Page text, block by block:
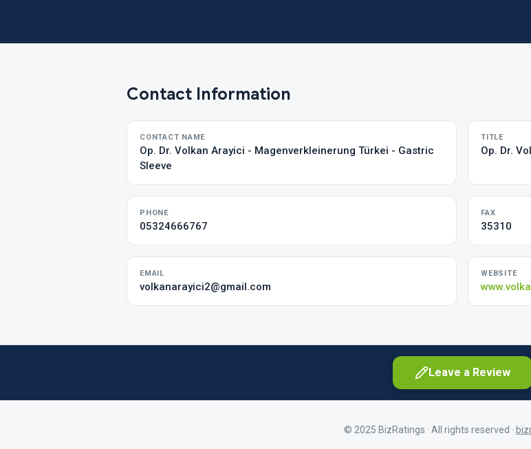
Contact Information
CONTACT NAME
Op. Dr. Volkan Arayici - Magenverkleinerung Türkei - Gastric
Sleeve
TITLE
Op. Dr.
PHONE
05324666767
FAX
35310
EMAIL
volkanarayici2@gmail.com
WEBSITE
Leave a Review
© 2025 BizRatings · All rights reserved ·